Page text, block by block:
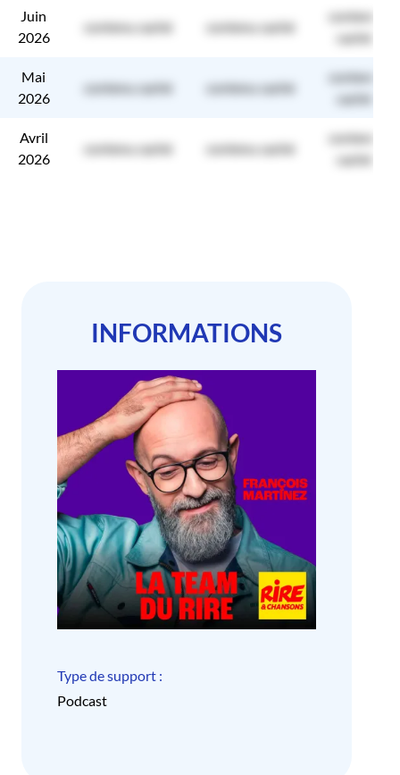
Juin
2026
contenu caché contenu caché
contenu
caché
Mai
2026
contenu caché contenu caché
contenu
caché
Avril
2026
contenu caché contenu caché
contenu
caché
INFORMATIONS
Type de support :
Podcast